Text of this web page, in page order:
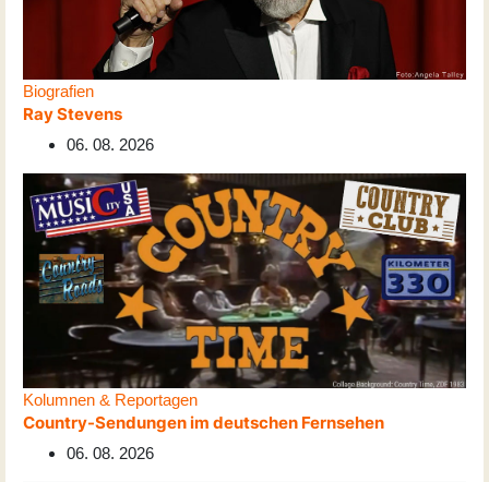
Biografien
Ray Stevens
06. 08. 2026
Kolumnen & Reportagen
Country-Sendungen im deutschen Fernsehen
06. 08. 2026